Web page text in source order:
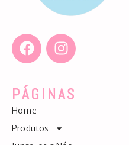
PÁGINAS
Home
Produtos